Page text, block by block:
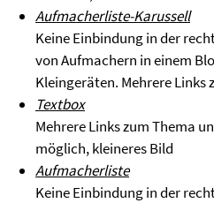
Aufmacherliste-Karussell
Keine Einbindung in der
von Aufmachern in einem
Kleingeräten. Mehrere Links
Textbox
Mehrere Links zum Thema
möglich, kleineres Bild
Aufmacherliste
Keine Einbindung in der